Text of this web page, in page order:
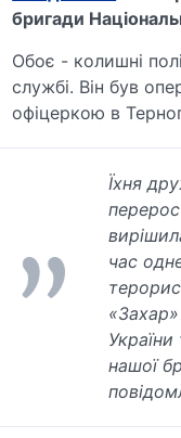
бригади
Обоє - колишні
службі. Він був
офіцеркою в
Їхня
час
України
нашої